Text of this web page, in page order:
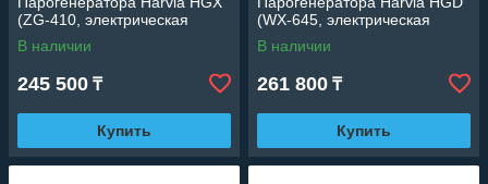
(ZG-410, электрическая
плата, силовой блок)
В наличии
245 500 ₸
Купить
(WX-645, электрическая
плата, силовой блок)
В наличии
261 800 ₸
Купить